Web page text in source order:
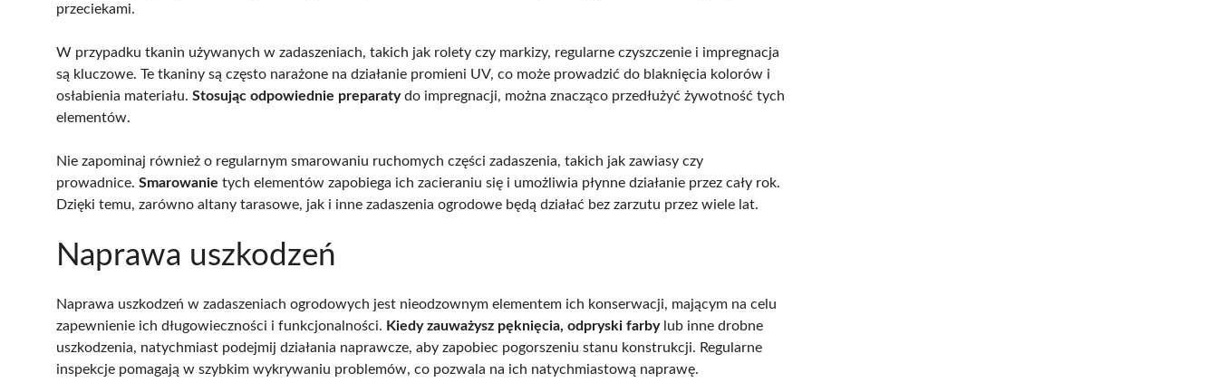
przeciekami.
W przypadku tkanin używanych w zadaszeniach, takich jak rolety czy markizy, regularne czyszczenie i impregnacja
są kluczowe. Te tkaniny są często narażone na działanie promieni UV, co może prowadzić do blaknięcia kolorów i
osłabienia materiału. Stosując odpowiednie preparatydo impregnacji, można znacząco przedłużyć żywotność tych
elementów.
Nie zapominaj również o regularnym smarowaniu ruchomych części zadaszenia, takich jak zawiasy czy
prowadnice. Smarowanie tych elementów zapobiega ich zacieraniu się i umożliwia płynne działanie przez cały rok.
Dzięki temu, zarówno altany tarasowe, jak i inne zadaszenia ogrodowe będą działać bez zarzutu przez wiele lat.
Naprawa uszkodzeń
Naprawa uszkodzeń w zadaszeniach ogrodowych jest nieodzownym elementem ich konserwacji, mającym na celu
zapewnienie ich długowieczności i funkcjonalności. Kiedy zauważysz pęknięcia, odpryski farbylub inne drobne
uszkodzenia, natychmiast podejmij działania naprawcze, aby zapobiec pogorszeniu stanu konstrukcji. Regularne
inspekcje pomagają w szybkim wykrywaniu problemów, co pozwala na ich natychmiastową naprawę.